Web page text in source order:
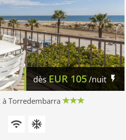
dèsEUR 105/nuit
Torredembarra